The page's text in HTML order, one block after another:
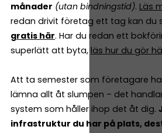
månader (utan bindningstid). Läs
redan drivit företag ett tag kan du
gratis här. Har du redan ett
superlätt att byta, läs hur du gör
Att ta semester som företagare
lämna allt åt slumpen – det
system som håller ihop det åt dig.
infrastruktur du har på plats,